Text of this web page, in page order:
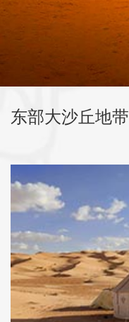
东部大沙丘地带